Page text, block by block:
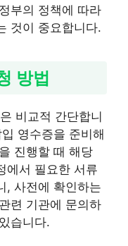
부의 정책에 따라
것이 중요합니다.
방법
비교적 간단합니
영수증을 준비해
진행할 때 해당
에서 필요한 서류
, 사전에 확인하는
련 기관에 문의하
습니다.